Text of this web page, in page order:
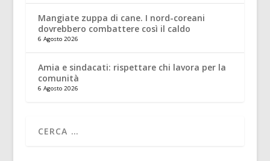
Mangiate zuppa di cane. I nord-coreani
dovrebbero combattere così il caldo
6 Agosto 2026
Amia e sindacati: rispettare chi lavora per la
comunità
6 Agosto 2026